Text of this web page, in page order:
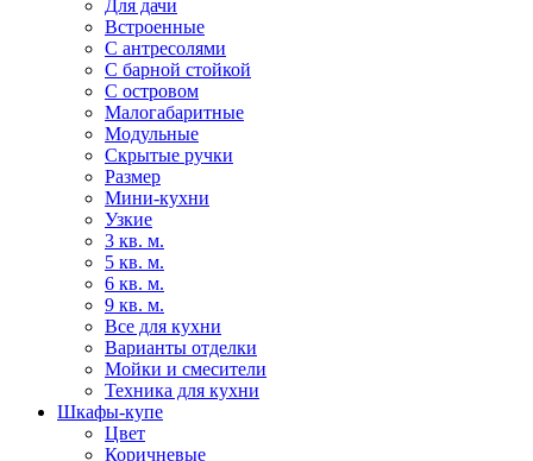
Для дачи
Встроенные
С антресолями
С барной стойкой
С островом
Малогабаритные
Модульные
Скрытые ручки
Размер
Мини-кухни
Узкие
3 кв. м.
5 кв. м.
6 кв. м.
9 кв. м.
Все для кухни
Варианты отделки
Мойки и смесители
Техника для кухни
Шкафы-купе
Цвет
Коричневые